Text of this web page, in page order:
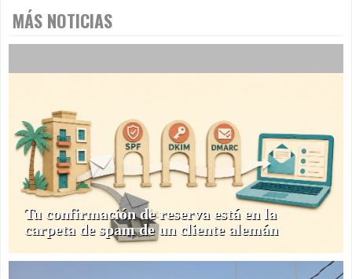
MÁS NOTICIAS
Tu confirmación de reserva está en la
carpeta de spam de un cliente alemán